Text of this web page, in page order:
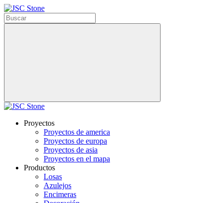
Proyectos
Proyectos de america
Proyectos de europa
Proyectos de asia
Proyectos en el mapa
Productos
Losas
Azulejos
Encimeras